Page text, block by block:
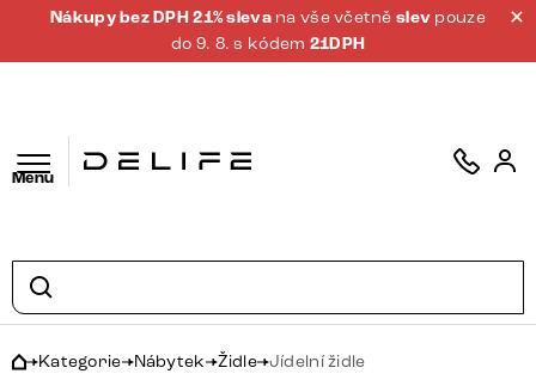
Nákupy bez DPH 21% sleva na vše včetněslev pouze
do 9. 8. s kódem 21DPH
Menu
Kategorie Nábytek Židle Jídelní židle